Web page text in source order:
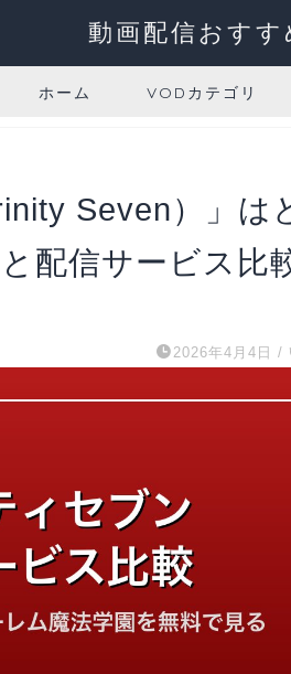
動画配信おすす
ホーム VODカテゴリ
Seven）」は
配信サービス比
2026年4月4日 /